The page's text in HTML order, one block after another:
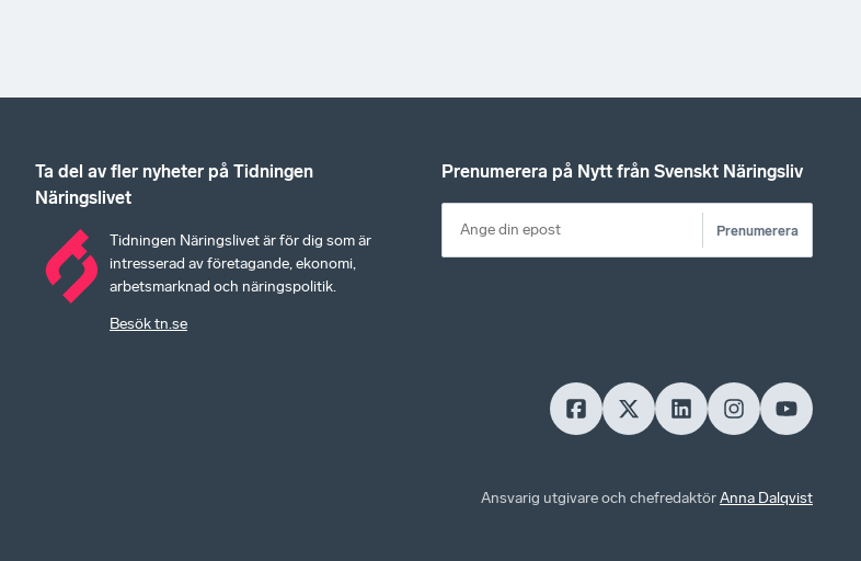
Ta del av fler nyheter på Tidningen
Näringslivet
Tidningen Näringslivet är för dig som är
intresserad av företagande, ekonomi,
arbetsmarknad och näringspolitik.
Besök tn.se
Prenumerera på Nytt från Svenskt Näringsliv
Prenumerera
Ansvarig utgivare och chefredaktörAnna Dalqvist